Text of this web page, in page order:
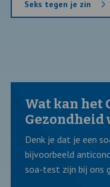
Seks tegen je zin
Wat kan het
Gezondheid
Denk je dat je een
bijvoorbeeld
soa-test zijn bij ons